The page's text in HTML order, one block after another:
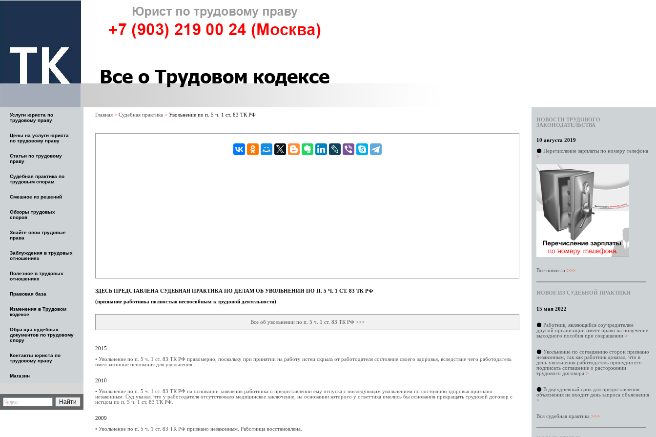
Услуги юриста по
трудовому праву
Цены на услуги юриста
по трудовому праву
Статьи по трудовому
праву
Судебная практика по
трудовым спорам
Смешное из решений
Обзоры трудовых
споров
Знайте свои трудовые
права
Заблуждения в трудовых
отношениях
Полезное в трудовых
отношениях
Правовая база
Изменения в Трудовом
кодексе
Образцы судебных
документов по трудовому
спору
Контакты юриста по
трудовому праву
Магазин
НОВОСТИ ТРУДОВОГО
ЗАКОНОДАТЕЛЬСТВА
10 августа 2019
⚫ Перечисление зарплаты по номеру телефона
>
Все новости >>>
НОВОЕ ИЗ СУДЕБНОЙ ПРАКТИКИ
15 мая 2022
⚫ Работник, являющийся соучредителем
другой организации имеет право на получение
выходного пособия при сокращении >
⚫ Увольнение по соглашению сторон признано
незаконным, так как работник доказал, что в
день увольнения работодатель принудил его
подписать соглашение о расторжении
трудового договора >
⚫ В двухдневный срок для предоставления
объяснения не входит день запроса объяснения
>
Вся судебная практика >>>
Главная > Судебная практика > Увольнение по п. 5 ч. 1 ст. 83 ТК РФ
ЗДЕСЬ ПРЕДСТАВЛЕНА СУДЕБНАЯ ПРАКТИКА ПО ДЕЛАМ ОБ УВОЛЬНЕНИИ ПО П. 5 Ч. 1 СТ. 83 ТК РФ
(признание работника полностью неспособным к трудовой деятельности)
Все об увольнении по п. 5 ч. 1 ст. 83 ТК РФ >>>
2015
• Увольнение по п. 5 ч. 1 ст. 83 ТК РФ правомерно, поскольку при принятии на работу истец скрыла от работодателя состояние своего здоровья, вследствие чего работодатель
имел законные основания для увольнения.
2010
• Увольнение по п. 5 ч. 1 ст. 83 ТК РФ на основании заявления работника о предоставлении ему отпуска с последующим увольнением по состоянию здоровья признано
незаконным. Суд указал, что у работодателя отсутствовало медицинское заключение, на основании которого у ответчика имелись бы основания прекращать трудовой договор с
истцом по п. 5 ч. 1 ст. 83 ТК РФ.
2009
• Увольнение по п. 5 ч. 1 ст. 83 ТК РФ признано незаконным. Работница восстановлена.